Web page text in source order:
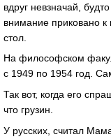
вдруг невзначай,
внимание приковано
стол.
На философском
с 1949 по 1954 год.
Так вот, когда его
что грузин.
У русских, считал